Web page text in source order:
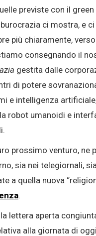
previste con il green
ci mostra, e ci
più chiaramente,
consegnando il
gestita dalle
di potere
e intelligenza
robot umanoidi e
prossimo venturo, ne
sia nei telegiornali,
a quella nuova
.
lettera aperta
alla giornata di